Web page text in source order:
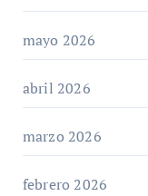
mayo 2026
abril 2026
marzo 2026
febrero 2026